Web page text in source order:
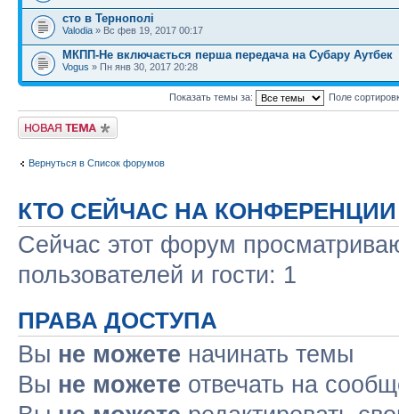
сто в Тернополі
Valodia » Вс фев 19, 2017 00:17
МКПП-Не включається перша передача на Субару Аутбек
Vogus » Пн янв 30, 2017 20:28
Показать темы за: Поле
Новая тема
Вернуться в Список форумов
КТО СЕЙЧАС НА КОНФЕРЕНЦИИ
Сейчас этот форум
пользователей и гости: 1
ПРАВА ДОСТУПА
Вы не можете начинать темы
Вы не можете отвечать на